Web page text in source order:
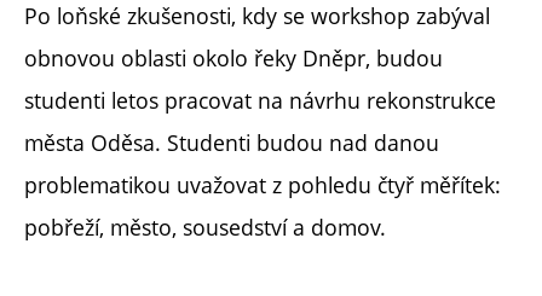
Po loňské zkušenosti, kdy se workshop zabýval
obnovou oblasti okolo řeky Dněpr, budou
studenti letos pracovat na návrhu rekonstrukce
města Oděsa. Studenti budou nad danou
problematikou uvažovat z pohledu čtyř měřítek:
pobřeží, město, sousedství a domov.